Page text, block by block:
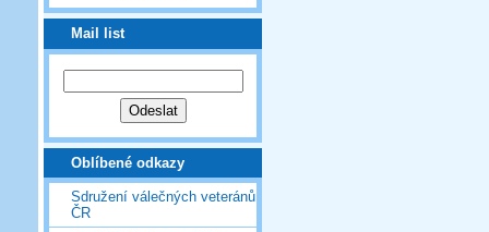
Mail list
Oblíbené odkazy
Sdružení válečných veteránů
ČR